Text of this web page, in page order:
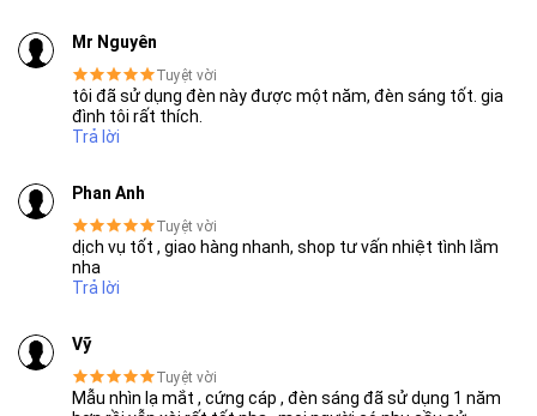
Mr Nguyên
Tuyệt vời
tôi đã sử dụng đèn này được một năm, đèn sáng tốt. gia
đình tôi rất thích.
Trả lời
Phan Anh
Tuyệt vời
dịch vụ tốt , giao hàng nhanh, shop tư vấn nhiệt tình lắm
nha
Trả lời
Vỹ
Tuyệt vời
Mẫu nhìn lạ mắt , cứng cáp , đèn sáng đã sử dụng 1 năm